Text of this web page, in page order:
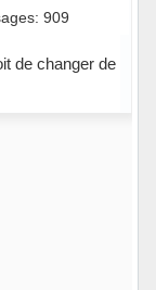
909
de changer de